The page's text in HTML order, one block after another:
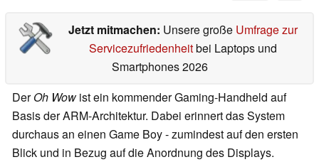
Jetzt mitmachen: Unsere große Umfrage zur
Servicezufriedenheitbei Laptops und
Smartphones 2026
DerOh Wowist ein kommender Gaming-Handheld auf
Basis der ARM-Architektur. Dabei erinnert das System
durchaus an einen Game Boy - zumindest auf den ersten
Blick und in Bezug auf die Anordnung des Displays.